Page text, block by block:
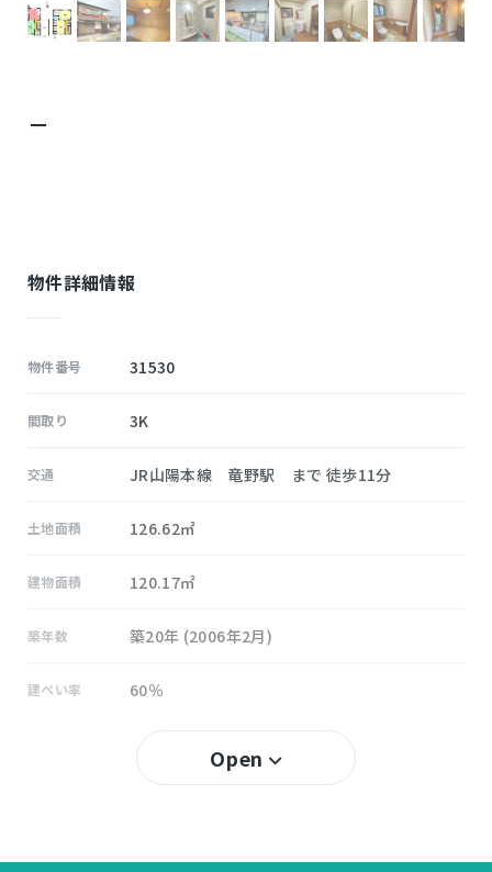
－
物件詳細情報
物件番号 31530
間取り 3K
交通 JR山陽本線 竜野駅 まで 徒歩11分
土地面積 126.62㎡
建物面積 120.17㎡
築年数 築20年 (2006年2月)
建ぺい率 60％
Open